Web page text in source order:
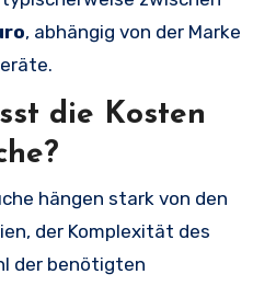
, abhängig von der Marke
die Kosten
hängen stark von den
der Komplexität des
der benötigten